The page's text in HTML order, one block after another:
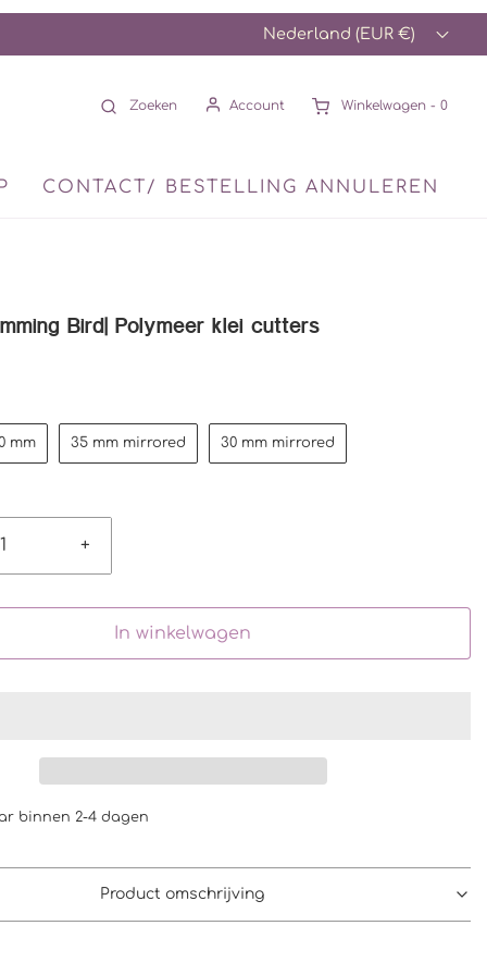
Nederland (EUR €)
Zoeken Account Winkelwagen - 0
CONTACT/ BESTELLING ANNULEREN
Bird| Polymeer klei cutters
mm 35 mm mirrored 30 mm mirrored
+
In winkelwagen
binnen 2-4 dagen
Product omschrijving